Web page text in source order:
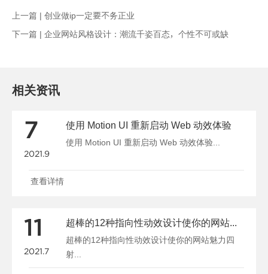
上一篇 | 创业做ip一定要不务正业
下一篇 | 企业网站风格设计：潮流千姿百态，个性不可或缺
相关资讯
7
2021.9
使用 Motion UI 重新启动 Web 动效体验
使用 Motion UI 重新启动 Web 动效体验...
查看详情
11
2021.7
超棒的12种指向性动效设计使你的网站魅力四射
超棒的12种指向性动效设计使你的网站魅力四
射...